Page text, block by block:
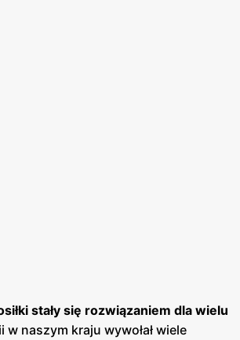
stały się rozwiązaniem dla wielu
naszym kraju wywołał wiele